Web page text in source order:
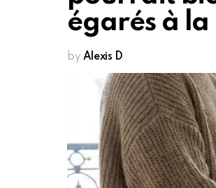
égarés à la
by Alexis D